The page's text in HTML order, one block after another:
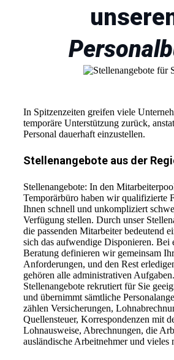
In Spitzenzeiten greifen viele
temporäre Unterstützung zurück,
Personal dauerhaft einzustellen.
Stellenangebote aus der
Stellenangebote: In den
Temporärbüro haben wir qualifizierte
Ihnen schnell und unkompliziert
Verfügung stellen. Durch unser
die passenden Mitarbeiter bedeutend
sich das aufwendige Disponieren. Bei
Beratung definieren wir gemeinsam
Anforderungen, und den Rest
gehören alle administrativen
Stellenangebote rekrutiert für Sie
und übernimmt sämtliche
zählen Versicherungen,
Quellensteuer, Korrespondenzen mit
Lohnausweise, Abrechnungen, die
ausländische Arbeitnehmer und vieles